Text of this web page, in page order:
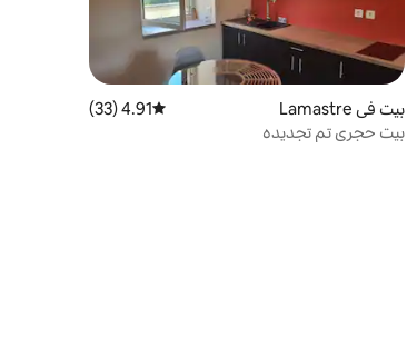
بيت في Lamastre متوسط التقييم 4.91 من 5، 33 مراجعات
4.91 (33)
بيت حجري تم تجديده